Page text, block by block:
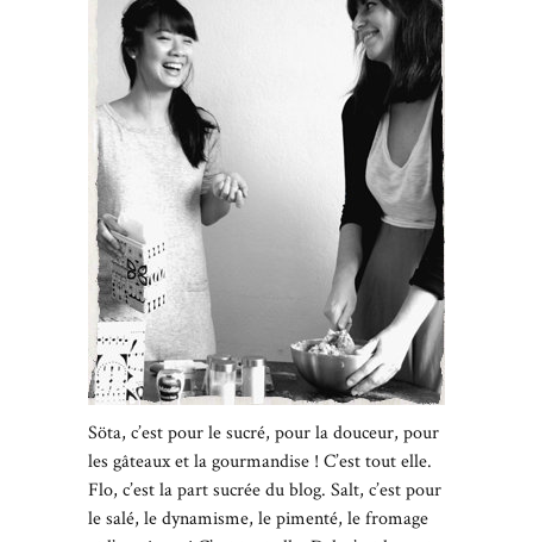
Söta, c’est pour le sucré, pour la douceur, pour
les gâteaux et la gourmandise ! C’est tout elle.
Flo, c’est la part sucrée du blog. Salt, c’est pour
le salé, le dynamisme, le pimenté, le fromage